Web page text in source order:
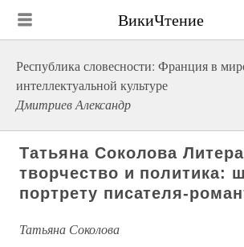
ВикиЧтение
Республика словесности: Франция в
интеллектуальной культуре
Дмитриев Александр
Татьяна Соколова
творчество и политика:
портрету писателя-
Татьяна Соколова